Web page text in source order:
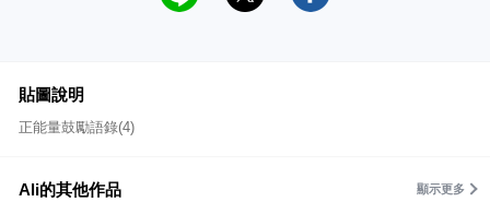
貼圖說明
正能量鼓勵語錄(4)
Ali的其他作品 顯示更多